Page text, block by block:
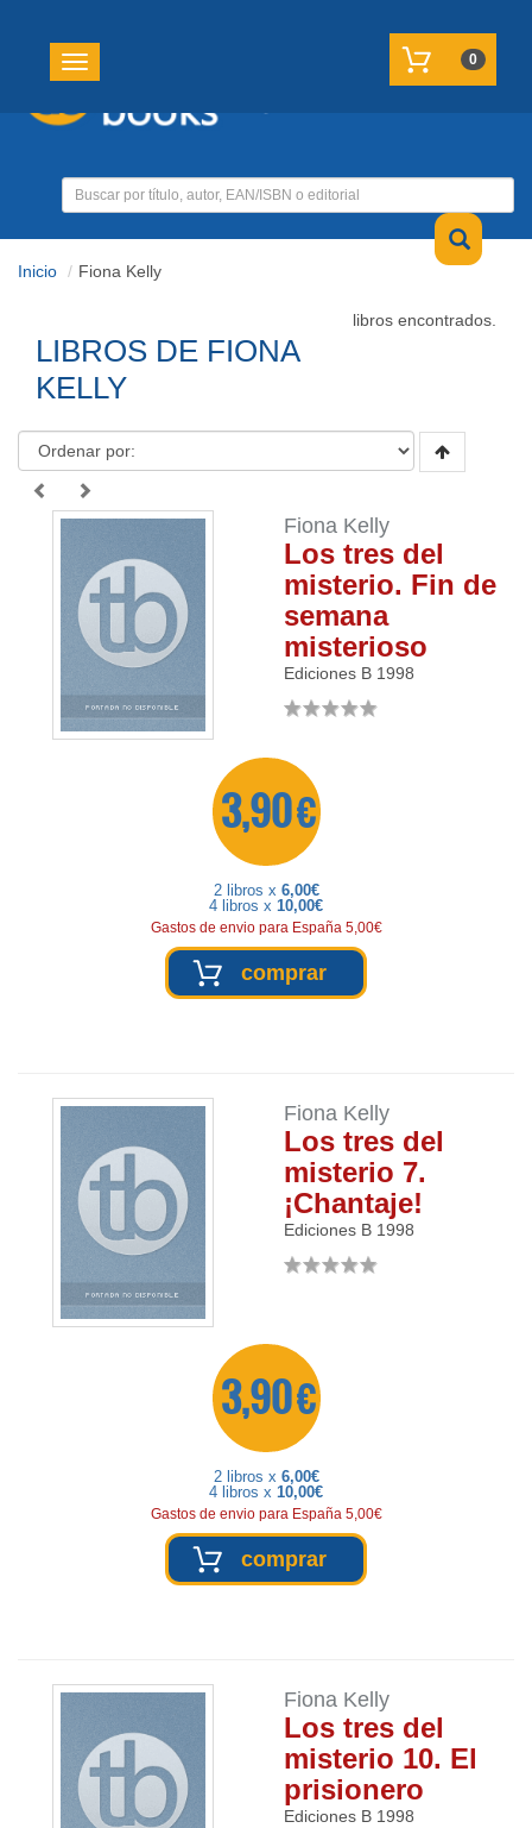
Toggle navigation 0
Inicio Fiona Kelly
libros encontrados.
LIBROS DE FIONA
KELLY
Fiona Kelly
Los tres del
misterio. Fin de
semana
misterioso
Ediciones B 1998
3,90 €
2 libros x 6,00€
4 libros x 10,00€
Gastos de envio para España 5,00€
comprar
Fiona Kelly
Los tres del
misterio 7.
¡Chantaje!
Ediciones B 1998
3,90 €
2 libros x 6,00€
4 libros x 10,00€
Gastos de envio para España 5,00€
comprar
Fiona Kelly
Los tres del
misterio 10. El
prisionero
Ediciones B 1998